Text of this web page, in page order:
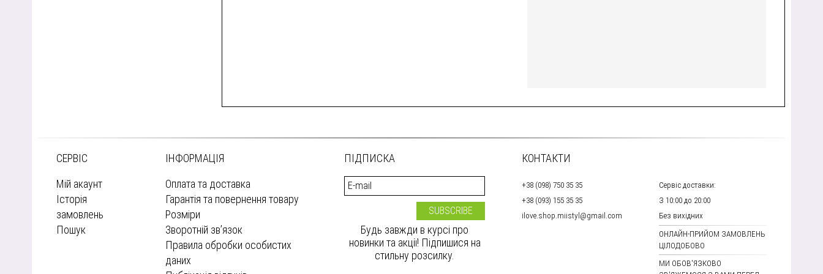
СЕРВІС
Мій акаунт
Історія
замовлень
Пошук
ІНФОРМАЦІЯ
Оплата та доставка
Гарантія та повернення товару
Розміри
Зворотній зв’язок
Правила обробки особистих
даних
ПІДПИСКА
Будь завжди в курсі про
новинки та акції! Підпишися на
стильну розсилку.
КОНТАКТИ
+38 (098) 750 35 35
Сервіс доставки:
+38 (093) 155 35 35
З 10:00 до 20:00
ilove.shop.miistyl@gmail.com
Без вихідних
ОНЛАЙН-ПРИЙОМ ЗАМОВЛЕНЬ
ЦІЛОДОБОВО
МИ ОБОВ'ЯЗКОВО